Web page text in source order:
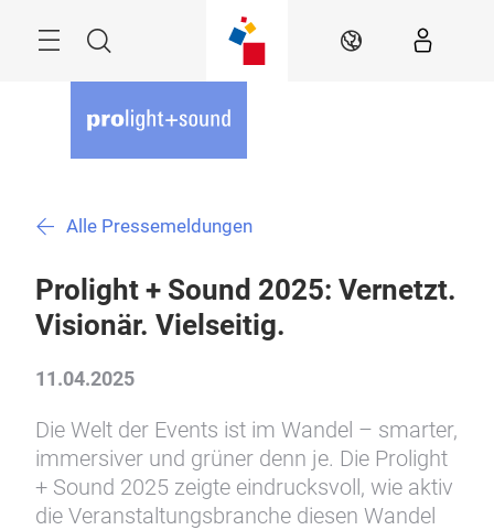
Suche DE
Alle Pressemeldungen
Prolight + Sound 2025: Vernetzt.
Visionär. Vielseitig.
11.04.2025
Die Welt der Events ist im Wandel – smarter,
immersiver und grüner denn je. Die Prolight
+ Sound 2025 zeigte eindrucksvoll, wie aktiv
die Veranstaltungsbranche diesen Wandel